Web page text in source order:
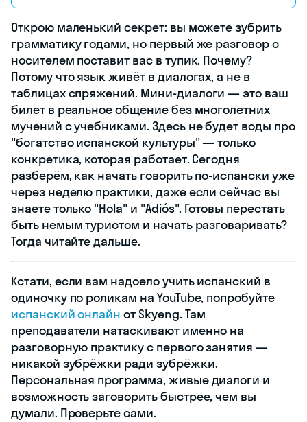
Открою маленький секрет: вы можете зубрить
грамматику годами, но первый же разговор с
носителем поставит вас в тупик. Почему?
Потому что язык живёт в диалогах, а не в
таблицах спряжений. Мини-диалоги — это ваш
билет в реальное общение без многолетних
мучений с учебниками. Здесь не будет воды про
"богатство испанской культуры" — только
конкретика, которая работает. Сегодня
разберём, как начать говорить по-испански уже
через неделю практики, даже если сейчас вы
знаете только "Hola" и "Adiós". Готовы перестать
быть немым туристом и начать разговаривать?
Тогда читайте дальше.
Кстати, если вам надоело учить испанский в
одиночку по роликам на YouTube, попробуйте
испанский онлайн от Skyeng. Там
преподаватели натаскивают именно на
разговорную практику с первого занятия —
никакой зубрёжки ради зубрёжки.
Персональная программа, живые диалоги и
возможность заговорить быстрее, чем вы
думали. Проверьте сами.